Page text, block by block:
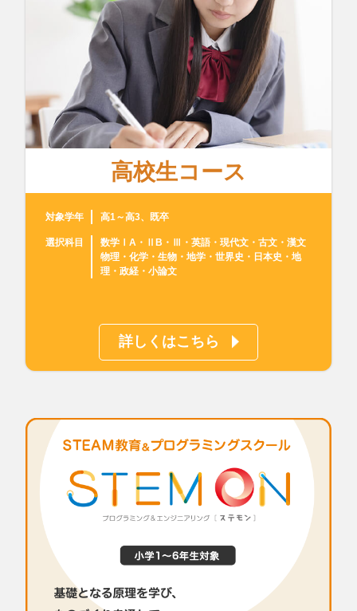
高校生コース
対象学年 高1～高3、既卒
選択科目
数学ⅠA・ⅡB・Ⅲ・英語・現代文・古文・漢文
物理・化学・生物・地学・世界史・日本史・地
理・政経・小論文
詳しくはこちら